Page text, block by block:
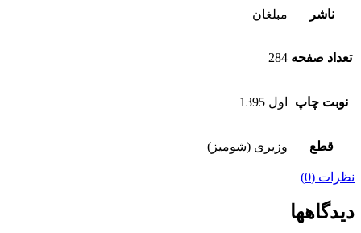
ناشر مبلغان
تعداد صفحه 284
نوبت چاپ اول 1395
قطع وزیری (شومیز)
نظرات (0)
دیدگاهها